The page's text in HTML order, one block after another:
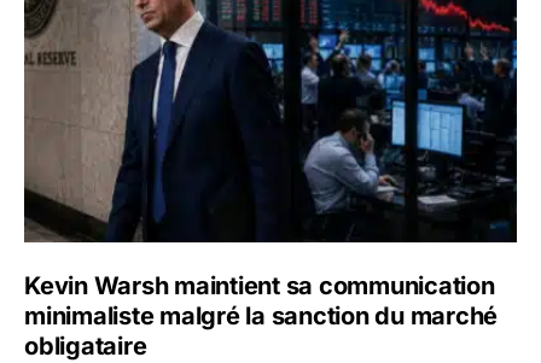
Kevin Warsh maintient sa communication
minimaliste malgré la sanction du marché
obligataire